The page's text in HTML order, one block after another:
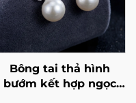
Bông tai thả hình
bướm kết hợp ngọc